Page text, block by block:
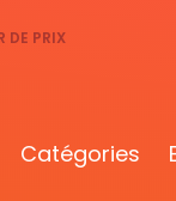
DE PRIX
Catégories